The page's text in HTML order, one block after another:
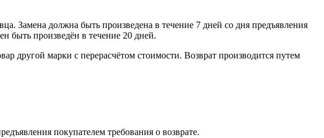
Замена должна быть произведена в течение 7 дней со дня предъявления
быть произведён в течение 20 дней.
другой марки с перерасчётом стоимости. Возврат производится путем
покупателем требования о возврате.